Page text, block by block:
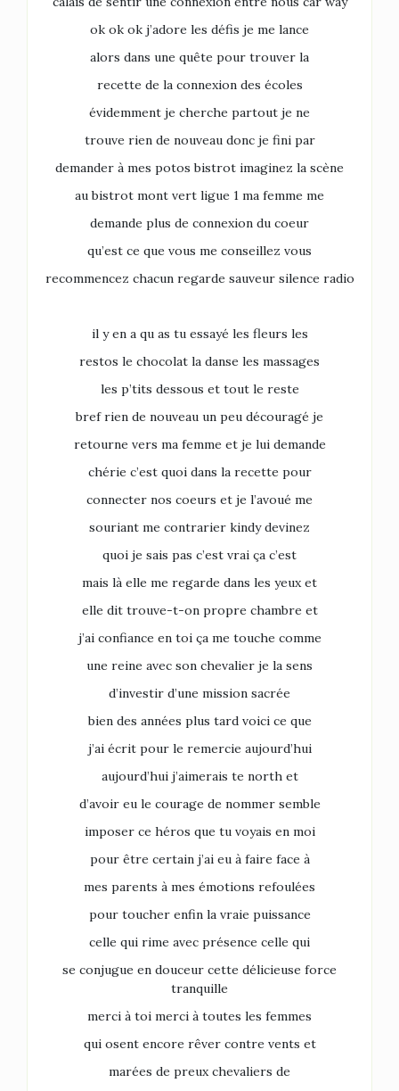
ok ok ok j’adore les défis je me lance
alors dans une quête pour trouver la
recette de la connexion des écoles
évidemment je cherche partout je ne
trouve rien de nouveau donc je fini par
demander à mes potos bistrot imaginez la scène
au bistrot mont vert ligue 1 ma femme me
demande plus de connexion du coeur
qu’est ce que vous me conseillez vous
recommencez chacun regarde sauveur silence radio
il y en a qu as tu essayé les fleurs les
restos le chocolat la danse les massages
les p’tits dessous et tout le reste
bref rien de nouveau un peu découragé je
retourne vers ma femme et je lui demande
chérie c’est quoi dans la recette pour
connecter nos coeurs et je l’avoué me
souriant me contrarier kindy devinez
quoi je sais pas c’est vrai ça c’est
mais là elle me regarde dans les yeux et
elle dit trouve-t-on propre chambre et
j’ai confiance en toi ça me touche comme
une reine avec son chevalier je la sens
d’investir d’une mission sacrée
bien des années plus tard voici ce que
j’ai écrit pour le remercie aujourd’hui
aujourd’hui j’aimerais te north et
d’avoir eu le courage de nommer semble
imposer ce héros que tu voyais en moi
pour être certain j’ai eu à faire face à
mes parents à mes émotions refoulées
pour toucher enfin la vraie puissance
celle qui rime avec présence celle qui
se conjugue en douceur cette délicieuse force
tranquille
merci à toi merci à toutes les femmes
qui osent encore rêver contre vents et
marées de preux chevaliers de